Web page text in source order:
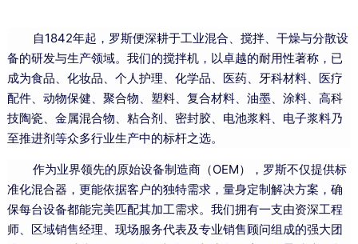
自1842年起，罗斯便深耕于工业混合、搅拌、干燥与分散设
备的研发与生产领域。我们的搅拌机，以卓越的耐用性著称，已
成为食品、化妆品、个人护理、化学品、医药、牙科材料、医疗
配件、动物保健、聚合物、塑料、复合材料、油墨、涂料、高科
技陶瓷、金属混合物、粘合剂、密封胶、电池浆料、电子浆料乃
至推进剂等众多行业生产中的标杆之选。
作为业界领先的原始设备制造商（OEM），罗斯不仅提供标
准化混合器，更能依据客户的独特需求，量身定制解决方案，确
保每台设备都能完美匹配其加工需求。我们拥有一支由资深工程
师、区域销售经理、现场服务代表及专业销售顾问组成的强大团